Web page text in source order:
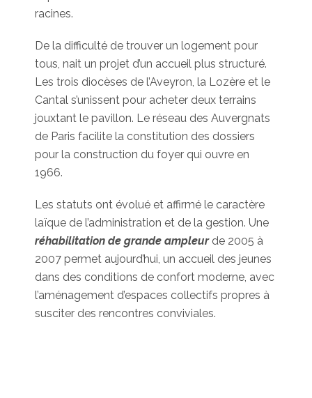
racines.
De la difficulté de trouver un logement pour
tous, nait un projet d’un accueil plus structuré.
Les trois diocèses de l’Aveyron, la Lozère et le
Cantal s’unissent pour acheter deux terrains
jouxtant le pavillon. Le réseau des Auvergnats
de Paris facilite la constitution des dossiers
pour la construction du foyer qui ouvre en
1966.
Les statuts ont évolué et affirmé le caractère
laïque de l’administration et de la gestion. Une
réhabilitation de grande ampleurde 2005 à
2007 permet aujourd’hui, un accueil des jeunes
dans des conditions de confort moderne, avec
l’aménagement d’espaces collectifs propres à
susciter des rencontres conviviales.